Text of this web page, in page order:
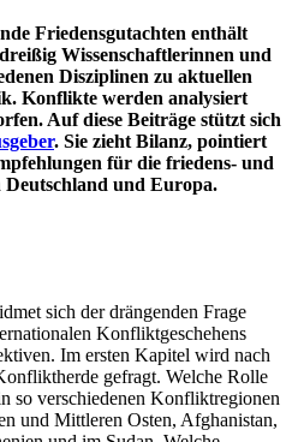
Friedensgutachten enthält
Wissenschaftlerinnen und
Disziplinen zu aktuellen
Konflikte werden analysiert
Auf diese Beiträge stützt sich
. Sie zieht Bilanz, pointiert
für die friedens- und
Deutschland und Europa.
sich der drängenden Frage
Konfliktgeschehens
Im ersten Kapitel wird nach
gefragt. Welche Rolle
so verschiedenen Konfliktregionen
und Mittleren Osten, Afghanistan,